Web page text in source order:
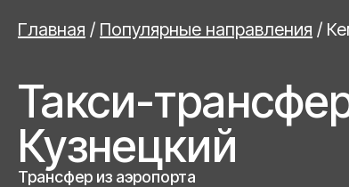
Главная / Популярные направления /
Такси-
Кузнецкий
Трансфер из аэропорта